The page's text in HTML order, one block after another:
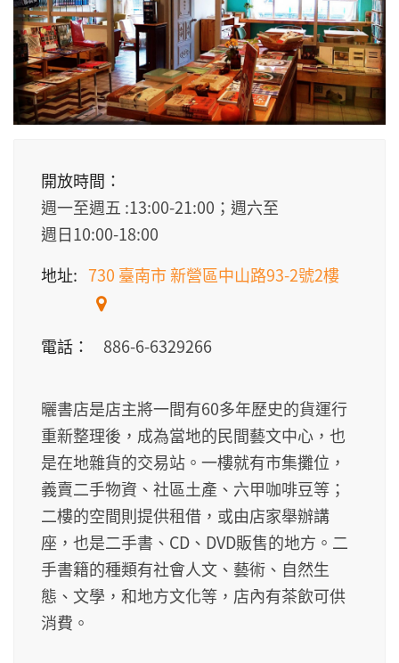
開放時間：
週一至週五 :13:00-21:00；週六至
週日10:00-18:00
地址: 730 臺南市 新營區中山路93-2號2樓
電話： 886-6-6329266
曬書店是店主將一間有60多年歷史的貨運行
重新整理後，成為當地的民間藝文中心，也
是在地雜貨的交易站。一樓就有市集攤位，
義賣二手物資、社區土產、六甲咖啡豆等；
二樓的空間則提供租借，或由店家舉辦講
座，也是二手書、CD、DVD販售的地方。二
手書籍的種類有社會人文、藝術、自然生
態、文學，和地方文化等，店內有茶飲可供
消費。